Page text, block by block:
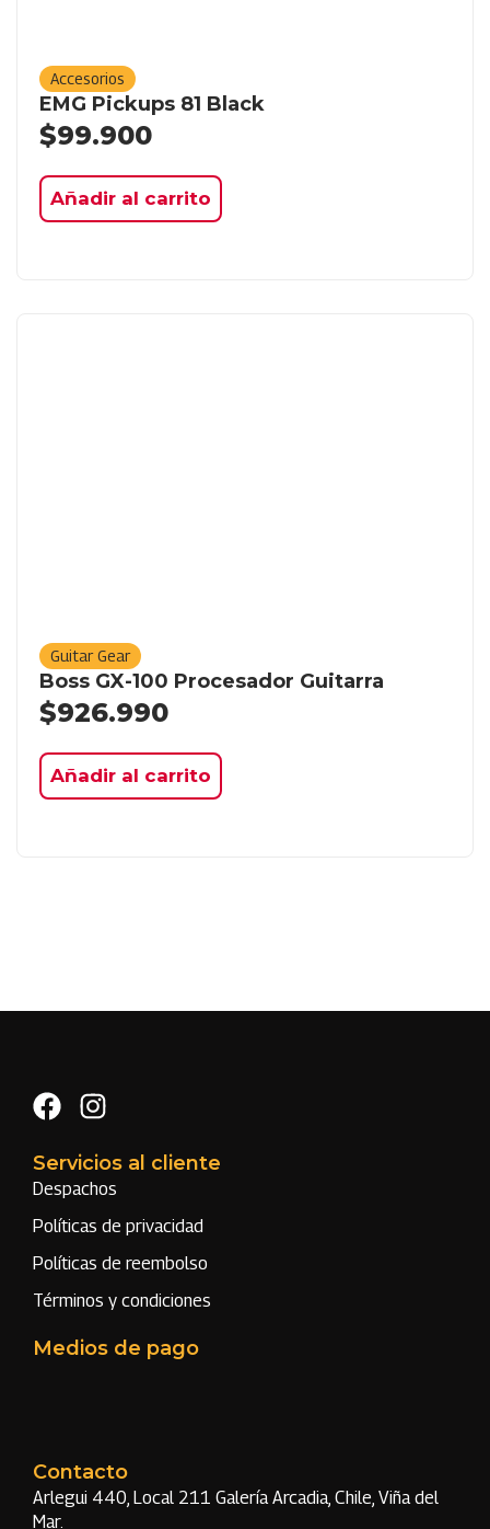
Accesorios
EMG Pickups 81 Black
$99.900
Añadir al carrito
Guitar Gear
Boss GX-100 Procesador Guitarra
$926.990
Añadir al carrito
Servicios al cliente
Despachos
Políticas de privacidad
Políticas de reembolso
Términos y condiciones
Medios de pago
Contacto
Arlegui 440, Local 211 Galería Arcadia, Chile, Viña del
Mar.